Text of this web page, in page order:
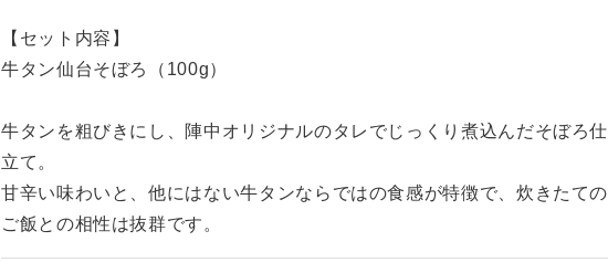
【セット内容】
牛タン仙台そぼろ（100g）
牛タンを粗びきにし、陣中オリジナルのタレでじっくり煮込んだそぼろ仕
立て。
甘辛い味わいと、他にはない牛タンならではの食感が特徴で、炊きたての
ご飯との相性は抜群です。